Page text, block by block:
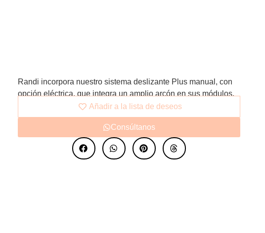
Randi incorpora nuestro sistema deslizante Plus manual, con
opción eléctrica, que integra un amplio arcón en sus módulos.
Destaca por el desplazamiento de un asiento posterior que
convierte el sofá en una cama en pocos segundos. Su
estructura cuenta con ruedas discretamente integradas que
permiten un movimiento suave, silencioso y sin esfuerzo. Su
nueva chaiselongue, con sistema GRAVITY eléctrico, eleva el
Añadir a la lista de deseos
Consúltanos